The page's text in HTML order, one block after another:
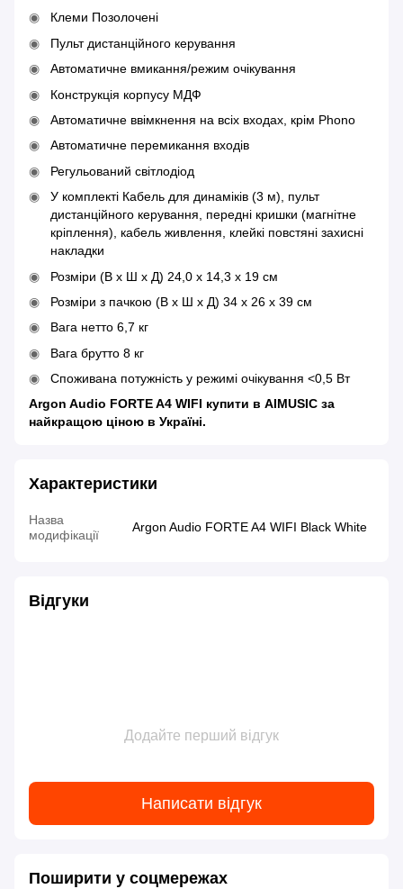
Клеми Позолочені
Пульт дистанційного керування
Автоматичне вмикання/режим очікування
Конструкція корпусу МДФ
Автоматичне ввімкнення на всіх входах, крім Phono
Автоматичне перемикання входів
Регульований світлодіод
У комплекті Кабель для динаміків (3 м), пульт
дистанційного керування, передні кришки (магнітне
кріплення), кабель живлення, клейкі повстяні захисні
накладки
Розміри (В x Ш x Д) 24,0 x 14,3 x 19 см
Розміри з пачкою (В x Ш x Д) 34 x 26 x 39 см
Вага нетто 6,7 кг
Вага брутто 8 кг
Споживана потужність у режимі очікування <0,5 Вт
Argon Audio FORTE A4 WIFI купити в AIMUSIC за
найкращою ціною в Україні.
Характеристики
Назва
модифікації
Argon Audio FORTE A4 WIFI Black White
Відгуки
Додайте перший відгук
Написати відгук
Поширити у соцмережах